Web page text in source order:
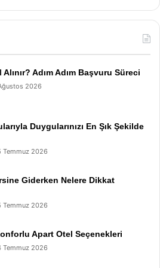
Alınır? Adım Adım Başvuru Süreci
2026
Duygularınızı En Şık Şekilde
Temmuz 2026
Giderken Nelere Dikkat
Temmuz 2026
Apart Otel Seçenekleri
Temmuz 2026